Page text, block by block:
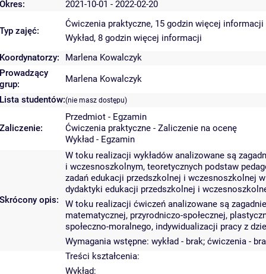
Okres: 2021-10-01 - 2022-02-20
Typ zajęć:
Ćwiczenia praktyczne, 15 godzin więcej informacji
Wykład, 8 godzin więcej informacji
Koordynatorzy:
Marlena Kowalczyk
Prowadzący
grup:
Marlena Kowalczyk
Lista studentów:(nie masz dostępu)
Zaliczenie:
Przedmiot - Egzamin
Ćwiczenia praktyczne - Zaliczenie na ocenę
Wykład - Egzamin
Skrócony opis:
W toku realizacji wykładów analizowane są
i wczesnoszkolnym, teoretycznych podstaw
zadań edukacji przedszkolnej i wczesnoszkolnej
dydaktyki edukacji przedszkolnej i
W toku realizacji ćwiczeń analizowane są
matematycznej, przyrodniczo-społecznej,
społeczno-moralnego, indywidualizacji pracy z
Wymagania wstępne: wykład - brak; ćwiczenia -
Treści kształcenia:
Wykład: